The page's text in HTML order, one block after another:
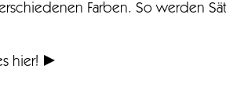
Farben. So werden
hier!